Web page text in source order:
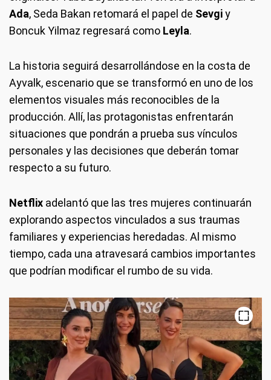
Ada, Seda Bakan retomará el papel de Sevgiy
Boncuk Yilmaz regresará como Leyla.
La historia seguirá desarrollándose en la costa de
Ayvalk, escenario que se transformó en uno de los
elementos visuales más reconocibles de la
producción. Allí, las protagonistas enfrentarán
situaciones que pondrán a prueba sus vínculos
personales y las decisiones que deberán tomar
respecto a su futuro.
Netflix adelantó que las tres mujeres continuarán
explorando aspectos vinculados a sus traumas
familiares y experiencias heredadas. Al mismo
tiempo, cada una atravesará cambios importantes
que podrían modificar el rumbo de su vida.